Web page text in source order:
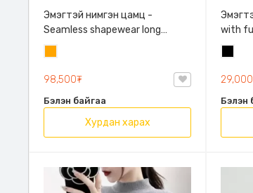
Эмэгтэй нимгэн цамц -
Seamless shapewear long
sleeve t-shirt, 40-60кг жинд
таарна, ZARA, 8779/458/615,
Урт ханцуйтай
98,500₮
Бэлэн байгаа
Хурдан харах
Эмэгтэй
with
Бэлэн